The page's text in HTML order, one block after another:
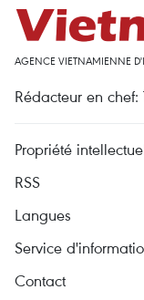
AGENCE VIETNAMIENNE
Rédacteur en chef:
Propriété
RSS
Langues
Service
Contact